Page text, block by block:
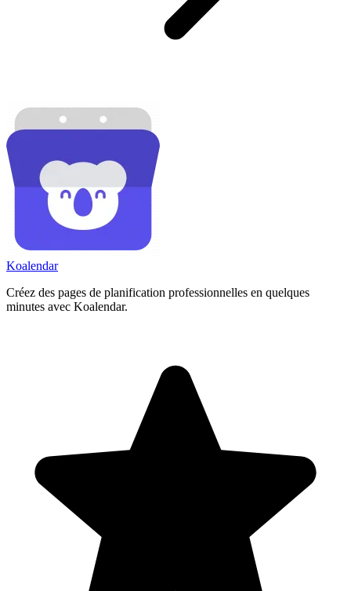
Koalendar
Créez des pages de planification professionnelles en quelques
minutes avec Koalendar.